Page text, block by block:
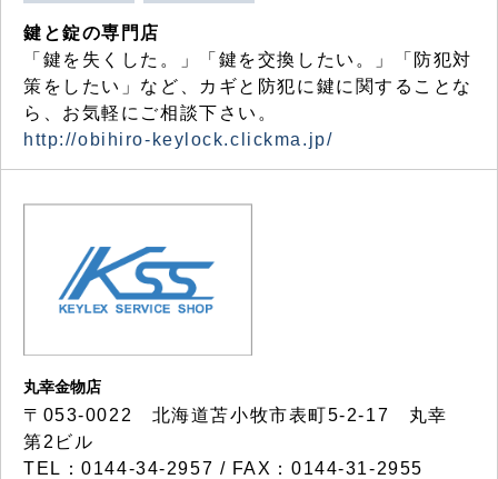
鍵と錠の専門店
「鍵を失くした。」「鍵を交換したい。」「防犯対
策をしたい」など、カギと防犯に鍵に関することな
ら、お気軽にご相談下さい。
http://obihiro-keylock.clickma.jp/
丸幸金物店
〒053-0022 北海道苫小牧市表町5-2-17 丸幸
第2ビル
TEL：0144-34-2957 / FAX：0144-31-2955